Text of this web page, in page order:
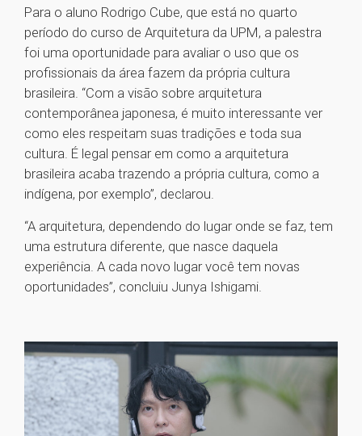
Para o aluno Rodrigo Cube, que está no quarto
período do curso de Arquitetura da UPM, a palestra
foi uma oportunidade para avaliar o uso que os
profissionais da área fazem da própria cultura
brasileira. “Com a visão sobre arquitetura
contemporânea japonesa, é muito interessante ver
como eles respeitam suas tradições e toda sua
cultura. É legal pensar em como a arquitetura
brasileira acaba trazendo a própria cultura, como a
indígena, por exemplo”, declarou.
“A arquitetura, dependendo do lugar onde se faz, tem
uma estrutura diferente, que nasce daquela
experiência. A cada novo lugar você tem novas
oportunidades”, concluiu Junya Ishigami.